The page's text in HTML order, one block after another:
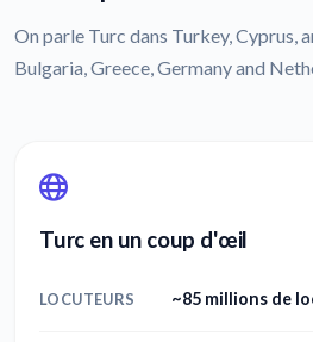
On parle Turc dans Turkey, Cyprus,
Bulgaria, Greece, Germany and
Turc en un coup d'œil
LOCUTEURS ~85 millions de